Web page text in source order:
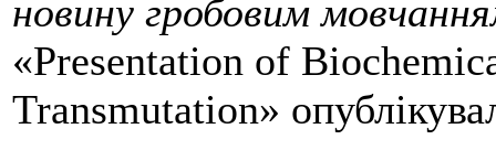
новину гробовим
«Presentation of
Transmutation»